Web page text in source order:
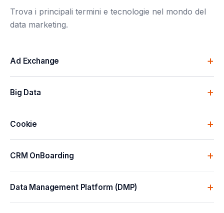
Trova i principali termini e tecnologie nel mondo del
data marketing.
Ad Exchange
Big Data
Cookie
CRM OnBoarding
Data Management Platform (DMP)